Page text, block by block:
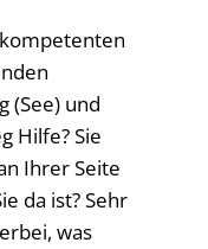
(See) und
Hilfe? Sie
Ihrer Seite
da ist? Sehr
was